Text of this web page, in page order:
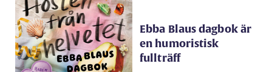
Ebba Blaus dagbok är
en humoristisk
fullträff